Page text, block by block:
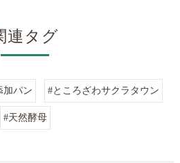
連タグ
加パン #ところざわサクラタウン
#天然酵母